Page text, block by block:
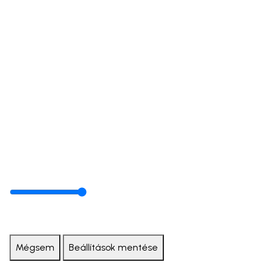
Mégsem Beállítások mentése